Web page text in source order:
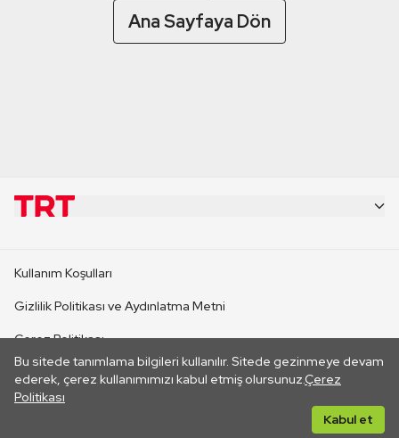
Ana Sayfaya Dön
Bu sitede tanımlama bilgileri kullanılır. Sitede gezinmeye devam
ederek, çerez kullanımımızı kabul etmiş olursunuz.Çerez
Politikası
Kabul et
CANLI YAYINLAR
Kullanım Koşulları
Gizlilik Politikası ve Aydınlatma Metni
Çerez Politikası
İletişim
Her hakkı saklıdır. ©2026 TRT. Bağlantı yoluyla gidilen dış